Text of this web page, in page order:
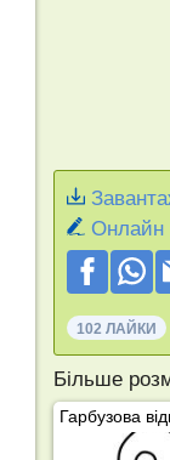
Онлайн
102 ЛАЙКИ
Більше
Гарбузова